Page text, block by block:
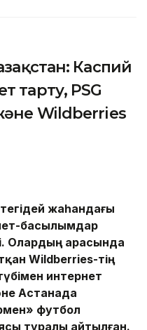
Каспий
тарту, PSG
Wildberries
жаһандағы
басылымдар
Олардың арасында
Wildberries-тің
интернет
Астанада
футбол
туралы айтылған.